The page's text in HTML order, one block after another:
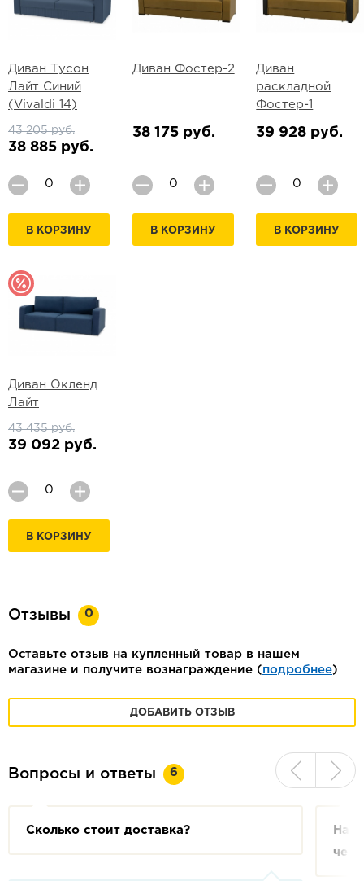
Диван Тусон
Лайт Синий
(Vivaldi 14)
43 205 руб.
38 885 руб.
В КОРЗИНУ
Диван Фостер-2
38 175 руб.
В КОРЗИНУ
Диван
раскладной
Фостер-1
39 928 руб.
В КОРЗИНУ
Диван Окленд
Лайт
43 435 руб.
39 092 руб.
В КОРЗИНУ
Отзывы 0
Оставьте отзыв на купленный товар в нашем
магазине и получите вознаграждение (подробнее)
ДОБАВИТЬ ОТЗЫВ
Вопросы и ответы 6
Сколько стоит доставка? На
чем